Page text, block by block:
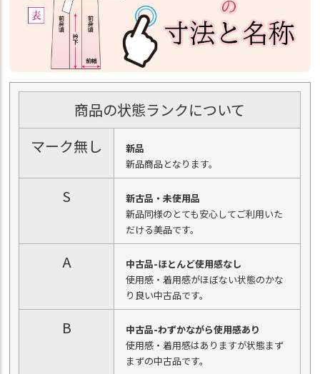
商品の状態ランクについて
マーク無し
新品
新品商品となります。
S
新古品・未使用品
新品同様のとても安心してご利用いた
だける美品です。
A
中古品-ほとんど使用感なし
使用感・着用感がほぼない状態のかな
り良い中古品です。
B
中古品-わずかながら使用感あり
使用感・着用感はありますが状態まず
まずの中古品です。